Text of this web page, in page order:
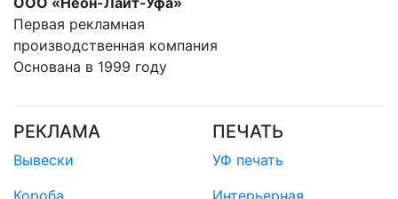
Первая рекламная
производственная компания
Основана в 1999 году
РЕКЛАМА
Вывески
ПЕЧАТЬ
УФ печать